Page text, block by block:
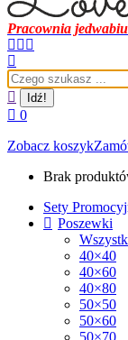
Pracownia jedwabiu
Facebook
opens
in
new
window
Instagram
opens
in
new
window
opens
in
new
Szukaj:
0
Zobacz koszyk
Brak
Sety
Poszewki
40×40
40×60
40×80
50×50
50×60
50×70